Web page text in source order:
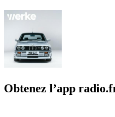
Obtenez l’app